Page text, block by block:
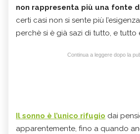
non rappresenta più una fonte
certi casi non si sente più
perchè si è già sazi di tutto, e tutto
Continua a leggere dopo la
Il sonno è l’unico rifugio dai
apparentemente, fino a quando